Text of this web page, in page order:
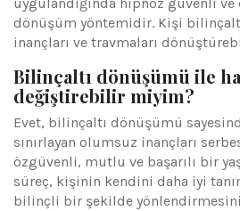
uygulandığında hipnoz güvenli
dönüşüm yöntemidir. Kişi
inançları ve travmaları
Bilinçaltı dönüşümü ile
değiştirebilir miyim?
Evet, bilinçaltı dönüşümü
sınırlayan olumsuz inançları
özgüvenli, mutlu ve başarılı bir
süreç, kişinin kendini daha iyi
bilinçli bir şekilde